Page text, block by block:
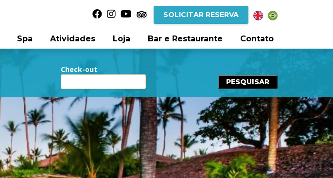
SOLICITAR RESERVA
Spa Atividades Loja Bar e Restaurante Contato
Check-out